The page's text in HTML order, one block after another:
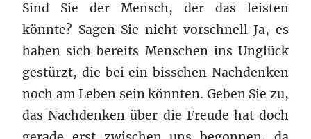
Sind Sie der Mensch, der das leisten
könnte? Sagen Sie nicht vorschnell Ja, es
haben sich bereits Menschen ins Unglück
gestürzt, die bei ein bisschen Nachdenken
noch am Leben sein könnten. Geben Sie zu,
das Nachdenken über die Freude hat doch